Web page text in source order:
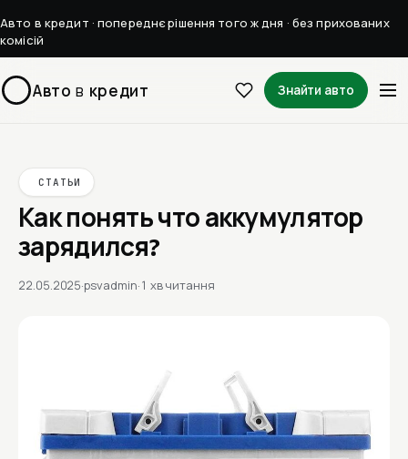
Авто в кредит · попереднє рішення того ж дня · без прихованих
комісій
Авто в кредит Знайти авто
СТАТЬИ
Как понять что аккумулятор
зарядился?
22.05.2025·psvadmin·1 хв читання